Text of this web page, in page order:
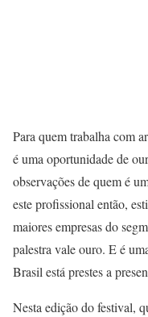
Para quem trabalha com
é uma oportunidade de
observações de quem é
este profissional então,
maiores empresas do
palestra vale ouro. E é
Brasil está prestes a
Nesta edição do festival,